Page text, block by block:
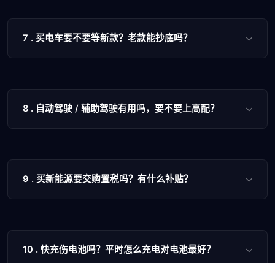
7 . 买电车要不要等新款？老款能抄底吗？
8 . 自动驾驶 / 辅助驾驶有用吗，要不要上高配？
9 . 买新能源要交购置税吗？有什么补贴？
10 . 快充伤电池吗？平时怎么充电对电池最好？